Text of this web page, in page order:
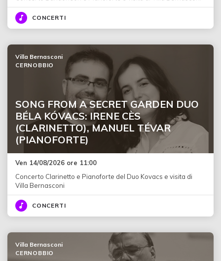
CONCERTI
SONG FROM A SECRET GARDEN DUO
BÉLA KÓVACS: IRENE CÈS
(CLARINETTO), MANUEL TÉVAR
(PIANOFORTE)
Villa Bernasconi
CERNOBBIO
Ven 14/08/2026 ore 11:00
Concerto Clarinetto e Pianoforte del Duo Kovacs e visita di
Villa Bernasconi
CONCERTI
Villa Bernasconi
CERNOBBIO